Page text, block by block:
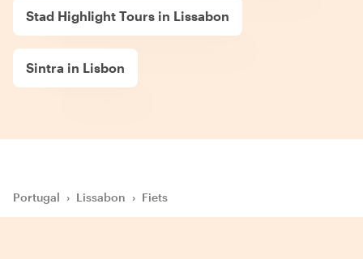
Stad Highlight Tours in Lissabon
Sintra in Lisbon
Portugal › Lissabon › Fiets